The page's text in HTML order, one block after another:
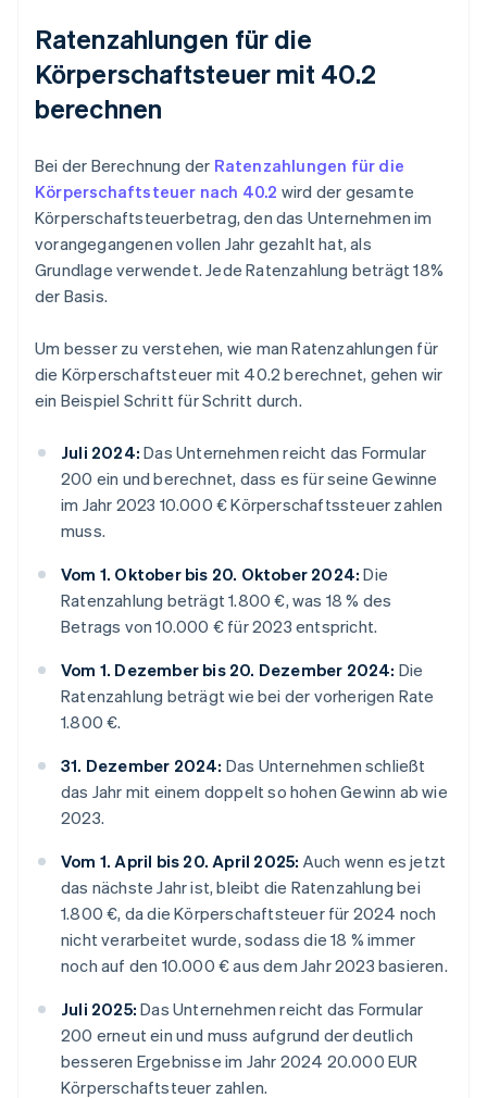
Ratenzahlungen für die
Körperschaftsteuer mit 40.2
berechnen
Bei der Berechnung der Ratenzahlungen für die
Körperschaftsteuer nach 40.2 wird der gesamte
Körperschaftsteuerbetrag, den das Unternehmen im
vorangegangenen vollen Jahr gezahlt hat, als
Grundlage verwendet. Jede Ratenzahlung beträgt 18%
der Basis.
Um besser zu verstehen, wie man Ratenzahlungen für
die Körperschaftsteuer mit 40.2 berechnet, gehen wir
ein Beispiel Schritt für Schritt durch.
Juli 2024: Das Unternehmen reicht das Formular
200 ein und berechnet, dass es für seine Gewinne
im Jahr 2023 10.000 € Körperschaftssteuer zahlen
muss.
Vom 1. Oktober bis 20. Oktober 2024: Die
Ratenzahlung beträgt 1.800 €, was 18 % des
Betrags von 10.000 € für 2023 entspricht.
Vom 1. Dezember bis 20. Dezember 2024: Die
Ratenzahlung beträgt wie bei der vorherigen Rate
1.800 €.
31. Dezember 2024: Das Unternehmen schließt
das Jahr mit einem doppelt so hohen Gewinn ab wie
2023.
Vom 1. April bis 20. April 2025: Auch wenn es jetzt
das nächste Jahr ist, bleibt die Ratenzahlung bei
1.800 €, da die Körperschaftsteuer für 2024 noch
nicht verarbeitet wurde, sodass die 18 % immer
noch auf den 10.000 € aus dem Jahr 2023 basieren.
Juli 2025: Das Unternehmen reicht das Formular
200 erneut ein und muss aufgrund der deutlich
besseren Ergebnisse im Jahr 2024 20.000 EUR
Körperschaftsteuer zahlen.